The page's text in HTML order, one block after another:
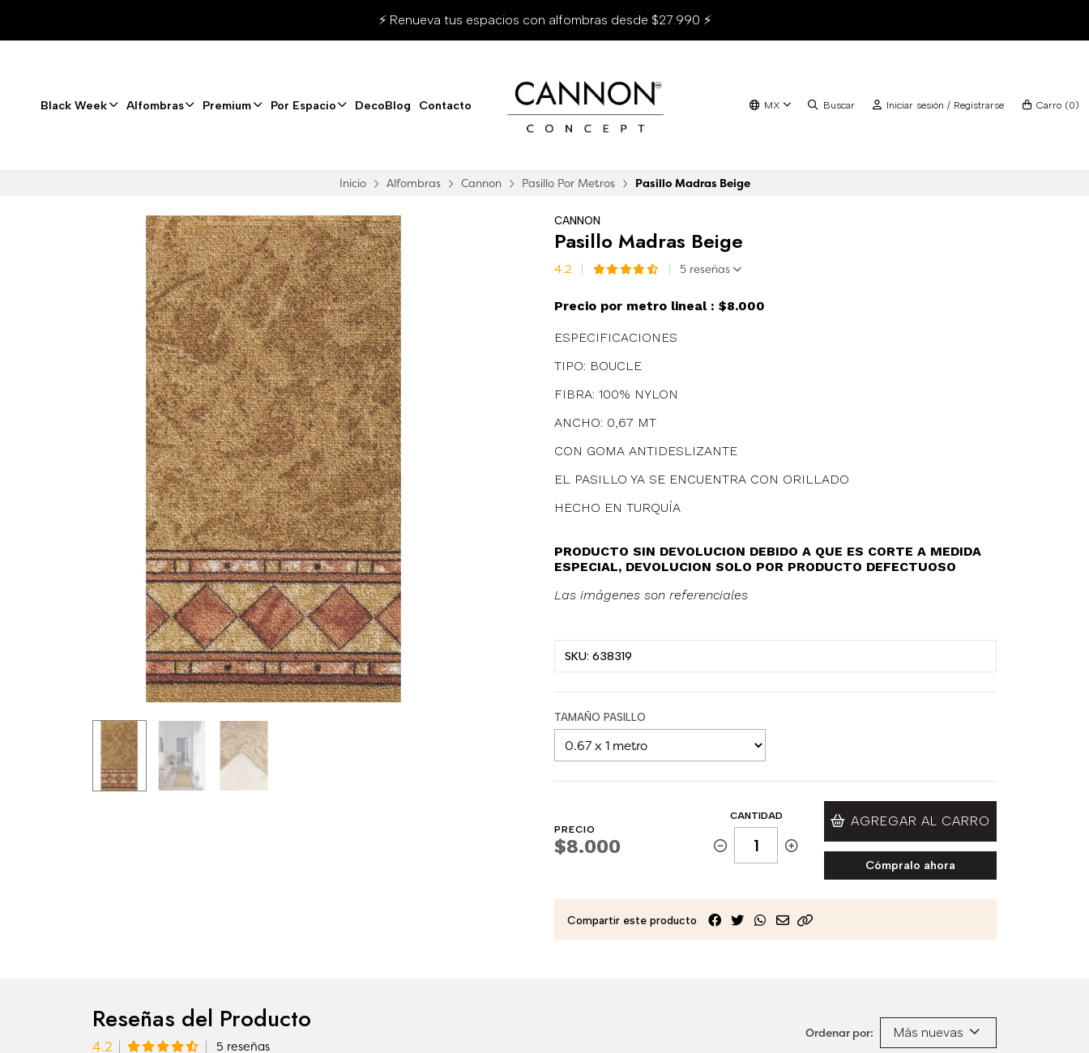
Black Week Alfombras Premium Por Espacio DecoBlog Contacto MX Buscar Iniciar sesión / Registrarse Carro (0)
⚡ Renueva tus espacios con alfombras desde $27.990 ⚡
Inicio Alfombras Cannon Pasillo Por Metros Pasillo Madras Beige
CANNON
Pasillo Madras Beige
4.2 5 reseñas
Precio por metro lineal : $8.000
ESPECIFICACIONES
TIPO: BOUCLE
FIBRA: 100% NYLON
ANCHO: 0,67 MT
CON GOMA ANTIDESLIZANTE
EL PASILLO YA SE ENCUENTRA CON ORILLADO
HECHO EN TURQUÍA
PRODUCTO SIN DEVOLUCION DEBIDO A QUE ES CORTE A MEDIDA
ESPECIAL, DEVOLUCION SOLO POR PRODUCTO DEFECTUOSO
Las imágenes son referenciales
SKU: 638319
TAMAÑO PASILLO
PRECIO
$8.000
CANTIDAD AGREGAR AL CARRO
Cómpralo ahora
Compartir este producto
Reseñas del Producto
4.2 5 reseñas
Ordenar por: Más nuevas